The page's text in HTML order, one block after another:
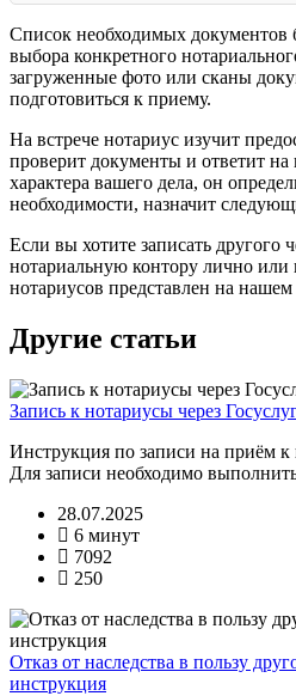
Список необходимых документов
выбора конкретного
загруженные фото или сканы
подготовиться к приему.
На встрече нотариус изучит
проверит документы и ответит
характера вашего дела, он
необходимости, назначит
Если вы хотите записать другого
нотариальную контору лично или
нотариусов представлен на нашем
Другие статьи
Запись к нотариусы через
Инструкция по записи на приём к
Для записи необходимо
28.07.2025
6 минут
7092
250
Отказ от наследства в пользу
инструкция